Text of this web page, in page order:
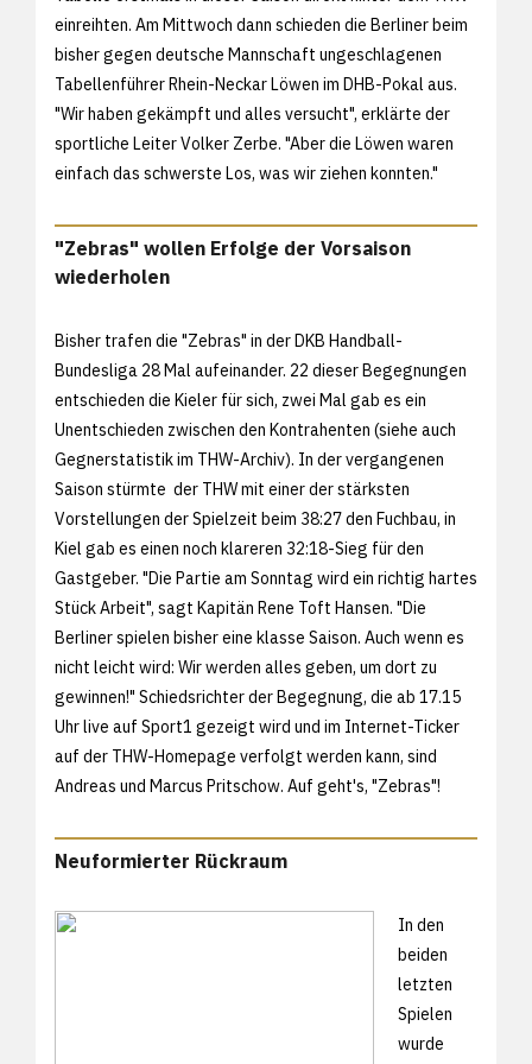
einreihten. Am Mittwoch dann schieden die Berliner beim
bisher gegen deutsche Mannschaft ungeschlagenen
Tabellenführer Rhein-Neckar Löwen im DHB-Pokal aus.
"Wir haben gekämpft und alles versucht", erklärte der
sportliche Leiter Volker Zerbe. "Aber die Löwen waren
einfach das schwerste Los, was wir ziehen konnten."
"Zebras" wollen Erfolge der Vorsaison
wiederholen
Bisher trafen die "Zebras" in der DKB Handball-
Bundesliga 28 Mal aufeinander. 22 dieser Begegnungen
entschieden die Kieler für sich, zwei Mal gab es ein
Unentschieden zwischen den Kontrahenten (siehe auch
Gegnerstatistik im THW-Archiv). In der vergangenen
Saison stürmte der THW mit einer der stärksten
Vorstellungen der Spielzeit beim 38:27 den Fuchbau, in
Kiel gab es einen noch klareren 32:18-Sieg für den
Gastgeber. "Die Partie am Sonntag wird ein richtig hartes
Stück Arbeit", sagt Kapitän Rene Toft Hansen. "Die
Berliner spielen bisher eine klasse Saison. Auch wenn es
nicht leicht wird: Wir werden alles geben, um dort zu
gewinnen!" Schiedsrichter der Begegnung, die ab 17.15
Uhr live auf Sport1 gezeigt wird und im Internet-Ticker
auf der THW-Homepage verfolgt werden kann, sind
Andreas und Marcus Pritschow. Auf geht's, "Zebras"!
Neuformierter Rückraum
In den
beiden
letzten
Spielen
wurde